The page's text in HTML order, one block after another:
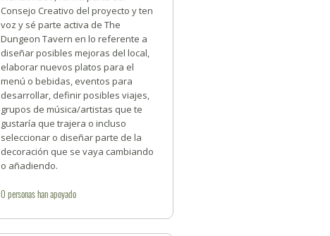
Consejo Creativo del proyecto y ten
voz y sé parte activa de The
Dungeon Tavern en lo referente a
diseñar posibles mejoras del local,
elaborar nuevos platos para el
menú o bebidas, eventos para
desarrollar, definir posibles viajes,
grupos de música/artistas que te
gustaría que trajera o incluso
seleccionar o diseñar parte de la
decoración que se vaya cambiando
o añadiendo.
0personashan apoyado